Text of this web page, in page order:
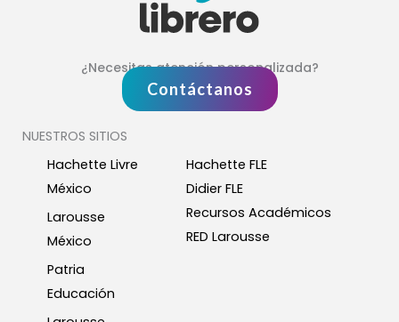
¿Necesitas atención personalizada?
Contáctanos
NUESTROS SITIOS
Hachette Livre
México
Larousse
México
Patria
Educación
Hachette FLE
Didier FLE
Recursos Académicos
RED Larousse